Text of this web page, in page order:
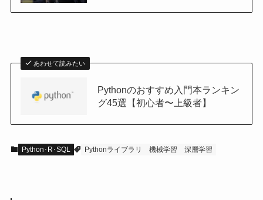
あわせて読みたい
Pythonのおすすめ入門本ランキン
グ45選【初心者〜上級者】
Python･R･SQL Pythonライブラリ 機械学習 深層学習